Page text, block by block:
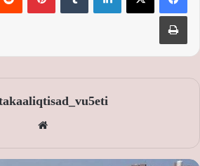
الوي